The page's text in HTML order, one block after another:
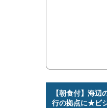
【朝食付】海
行の拠点に★ビ